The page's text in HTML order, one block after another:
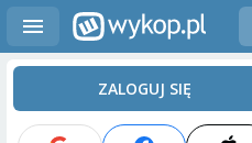
ZALOGUJ SIĘ